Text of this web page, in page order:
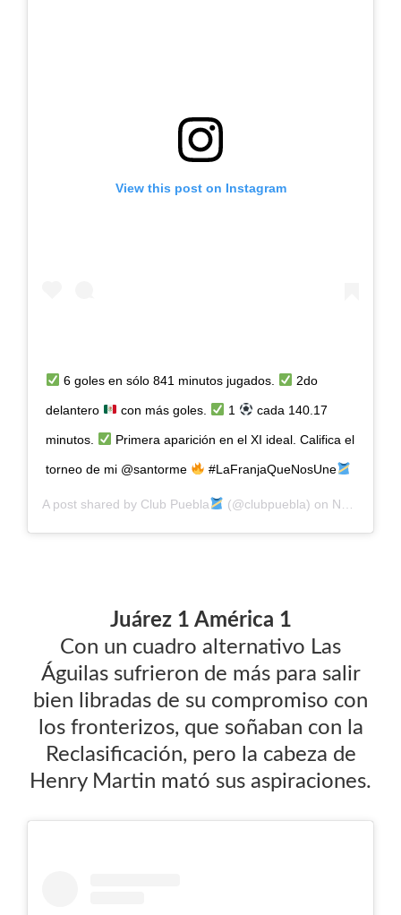
View this post on Instagram
6 goles en sólo 841 minutos jugados. 2do
delantero con más goles. 1 cada 140.17
minutos. Primera aparición en el XI ideal. Califica el
torneo de mi @santorme #LaFranjaQueNosUne
A post shared by Club Puebla (@clubpuebla) on Nov 9, 2020 at 9:21am PST
Juárez 1 América 1
Con un cuadro alternativo Las
Águilas sufrieron de más para salir
bien libradas de su compromiso con
los fronterizos, que soñaban con la
Reclasificación, pero la cabeza de
Henry Martin mató sus aspiraciones.